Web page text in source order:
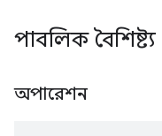
পাবলিক বৈশিষ্ট্য
অপারেশন